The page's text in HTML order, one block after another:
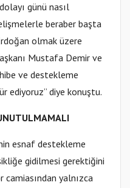
günü nasıl
beraber başta
olmak üzere
Mustafa Demir ve
ve destekleme
ediyoruz” diye konuştu.
esnaf destekleme
gidilmesi gerektiğini
yalnızca